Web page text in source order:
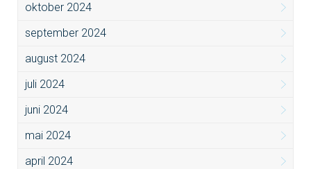
oktober 2024
september 2024
august 2024
juli 2024
juni 2024
mai 2024
april 2024